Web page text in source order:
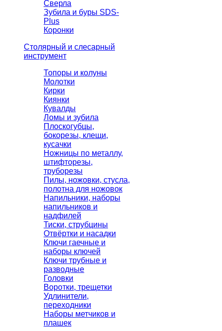
Сверла
Зубила и буры SDS-
Plus
Коронки
Столярный и слесарный
инструмент
Топоры и колуны
Молотки
Кирки
Киянки
Кувалды
Ломы и зубила
Плоскогубцы,
бокорезы, клещи,
кусачки
Ножницы по металлу,
штифторезы,
труборезы
Пилы, ножовки, стусла,
полотна для ножовок
Напильники, наборы
напильников и
надфилей
Тиски, струбцины
Отвёртки и насадки
Ключи гаечные и
наборы ключей
Ключи трубные и
разводные
Головки
Воротки, трещетки
Удлинители,
переходники
Наборы метчиков и
плашек